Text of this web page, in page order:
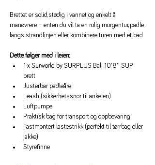
Brettet er solid, stødig i vannet og enkelt å
manøvrere – enten du vil ta en rolig morgentur, padle
langs strandlinjen eller kombinere turen med et bad.
Dette følger med i leien:
1 x Surworld by SURPLUS Bali 10'8'' SUP-
brett
Justerbar padleåre
Leash (sikkerhetssnor til ankelen)
Luftpumpe
Praktisk bag for transport og oppbevaring
Fastmontert lastestrikk (perfekt til tørrbag eller
jakke)
Styrefinne